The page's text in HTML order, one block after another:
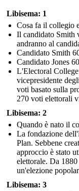
Libisema: 1
Cosa fa il collegio
Il candidato Smith
andranno al
Candidato Smith
Candidato Jones
L'Electoral
vicepresidente
voti basato sulla
270 voti elettorali
Libisema: 2
Quando è nato il
La fondazione
Plan. Sebbene
approccio è stato
elettorale. Da
un'elezione
Libisema: 3